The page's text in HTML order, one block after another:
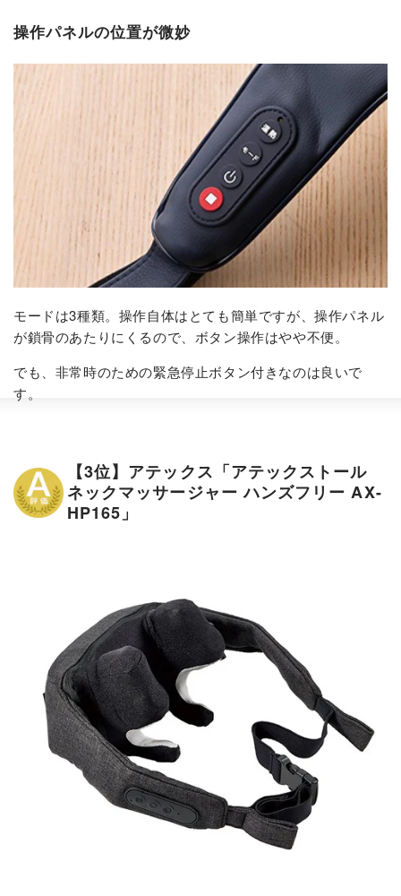
操作パネルの位置が微妙
モードは3種類。操作自体はとても簡単ですが、操作パネル
が鎖骨のあたりにくるので、ボタン操作はやや不便。
でも、非常時のための緊急停止ボタン付きなのは良いで
す。
【3位】アテックス「アテックストール
ネックマッサージャー ハンズフリー AX-
HP165」